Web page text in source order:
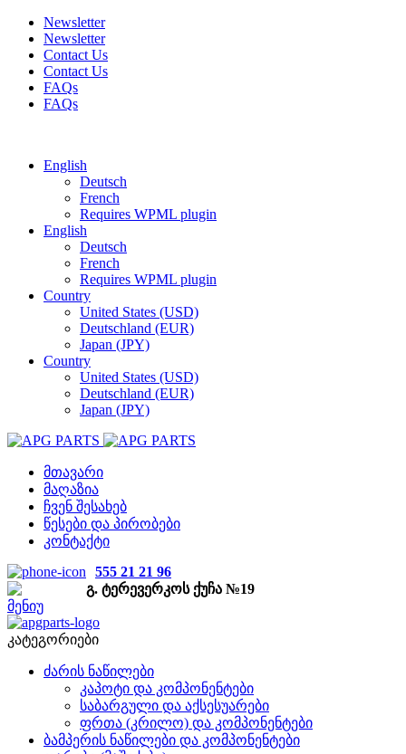
Newsletter
Newsletter
Contact Us
Contact Us
FAQs
FAQs
English
Deutsch
French
Requires WPML plugin
English
Deutsch
French
Requires WPML plugin
Country
United States (USD)
Deutschland (EUR)
Japan (JPY)
Country
United States (USD)
Deutschland (EUR)
Japan (JPY)
მთავარი
მაღაზია
ჩვენ შესახებ
წესები და პირობები
კონტაქტი
555 21 21 96
გ. ტერევერკოს ქუჩა №19
მენიუ
კატეგორიები
ძარის ნაწილები
კაპოტი და კომპონენტები
საბარგული და აქსესუარები
ფრთა (კრილო) და კომპონენტები
ბამპერის ნაწილები და კომპონენტები